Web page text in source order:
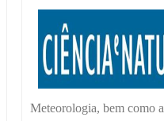
Meteorologia, bem como